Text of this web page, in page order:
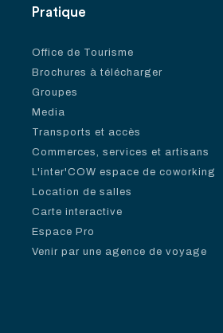
Pratique
Office de Tourisme
Brochures à télécharger
Groupes
Media
Transports et accès
Commerces, services et artisans
L'inter'COW espace de coworking
Location de salles
Carte interactive
Espace Pro
Venir par une agence de voyage